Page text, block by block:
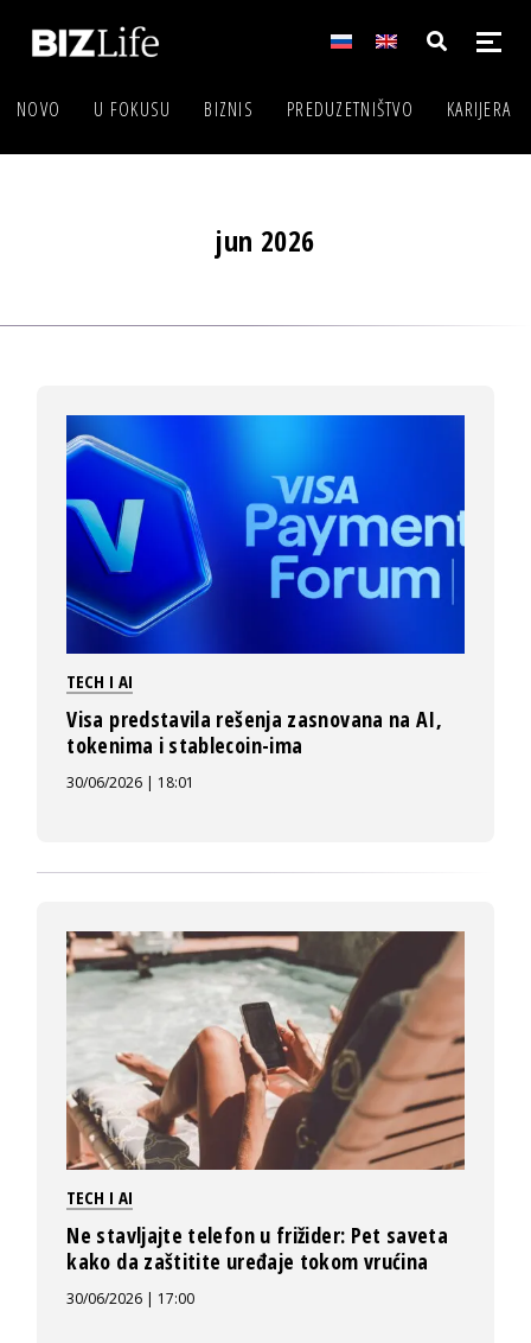
NOVO U FOKUSU BIZNIS PREDUZETNIŠTVO KARIJERA
jun 2026
TECH I AI
Visa predstavila rešenja zasnovana na AI,
tokenima i stablecoin-ima
30/06/2026 | 18:01
TECH I AI
Ne stavljajte telefon u frižider: Pet saveta
kako da zaštitite uređaje tokom vrućina
30/06/2026 | 17:00